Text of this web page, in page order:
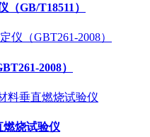
GB/T18511）
2008）
燃烧试验仪